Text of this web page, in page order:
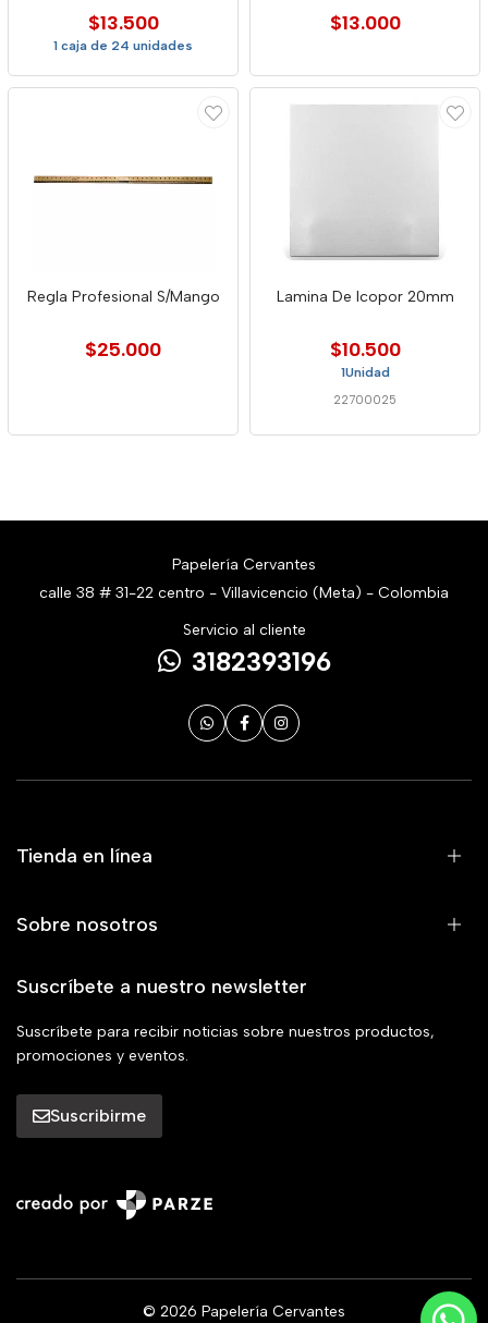
$13.500
1 caja de 24 unidades
$13.000
Regla Profesional S/Mango
$25.000
Lamina De Icopor 20mm
$10.500
1Unidad
22700025
Papelería Cervantes
calle 38 # 31-22 centro - Villavicencio (Meta) - Colombia
Servicio al cliente
3182393196
Tienda en línea
Sobre nosotros
Suscríbete a nuestro newsletter
Suscríbete para recibir noticias sobre nuestros productos,
promociones y eventos.
Suscribirme
© 2026 Papelería Cervantes